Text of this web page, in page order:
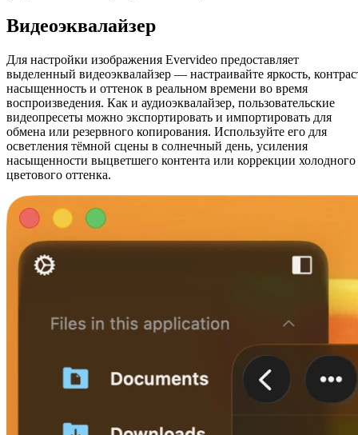
Видеоэквалайзер
Для настройки изображения Evervideo предоставляет
выделенный видеоэквалайзер — настраивайте яркость,
насыщенность и оттенок в реальном времени во время
воспроизведения. Как и аудиоэквалайзер, пользовательские
видеопресеты можно экспортировать и импортировать для
обмена или резервного копирования. Используйте его для
осветления тёмной сцены в солнечный день, усиления
насыщенности выцветшего контента или коррекции холодного
цветового оттенка.